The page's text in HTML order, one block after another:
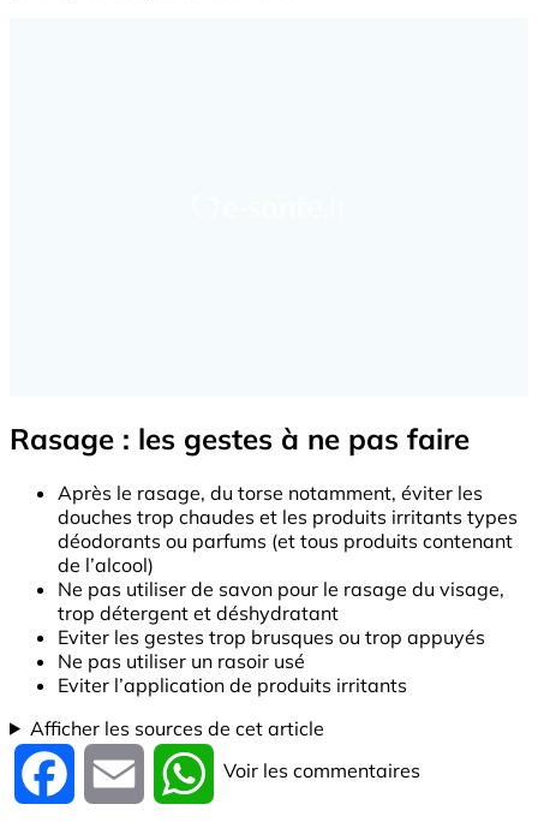
Rasage : les gestes à ne pas faire
Après le rasage, du torse notamment, éviter les
douches trop chaudes et les produits irritants types
déodorants ou parfums (et tous produits contenant
de l’alcool)
Ne pas utiliser de savon pour le rasage du visage,
trop détergent et déshydratant
Eviter les gestes trop brusques ou trop appuyés
Ne pas utiliser un rasoir usé
Eviter l’application de produits irritants
Afficher les sources de cet article
Facebook Email WhatsApp
Voir les commentaires